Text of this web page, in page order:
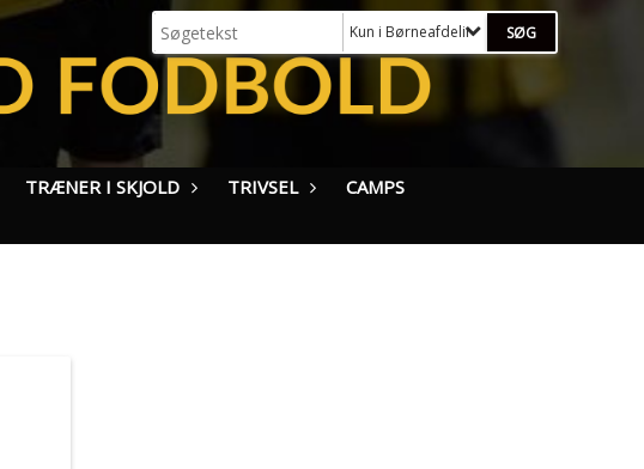
Kun i Børneafdeling (MiniSkjold - U12)
TRÆNER I SKJOLD TRIVSEL
CAMPS